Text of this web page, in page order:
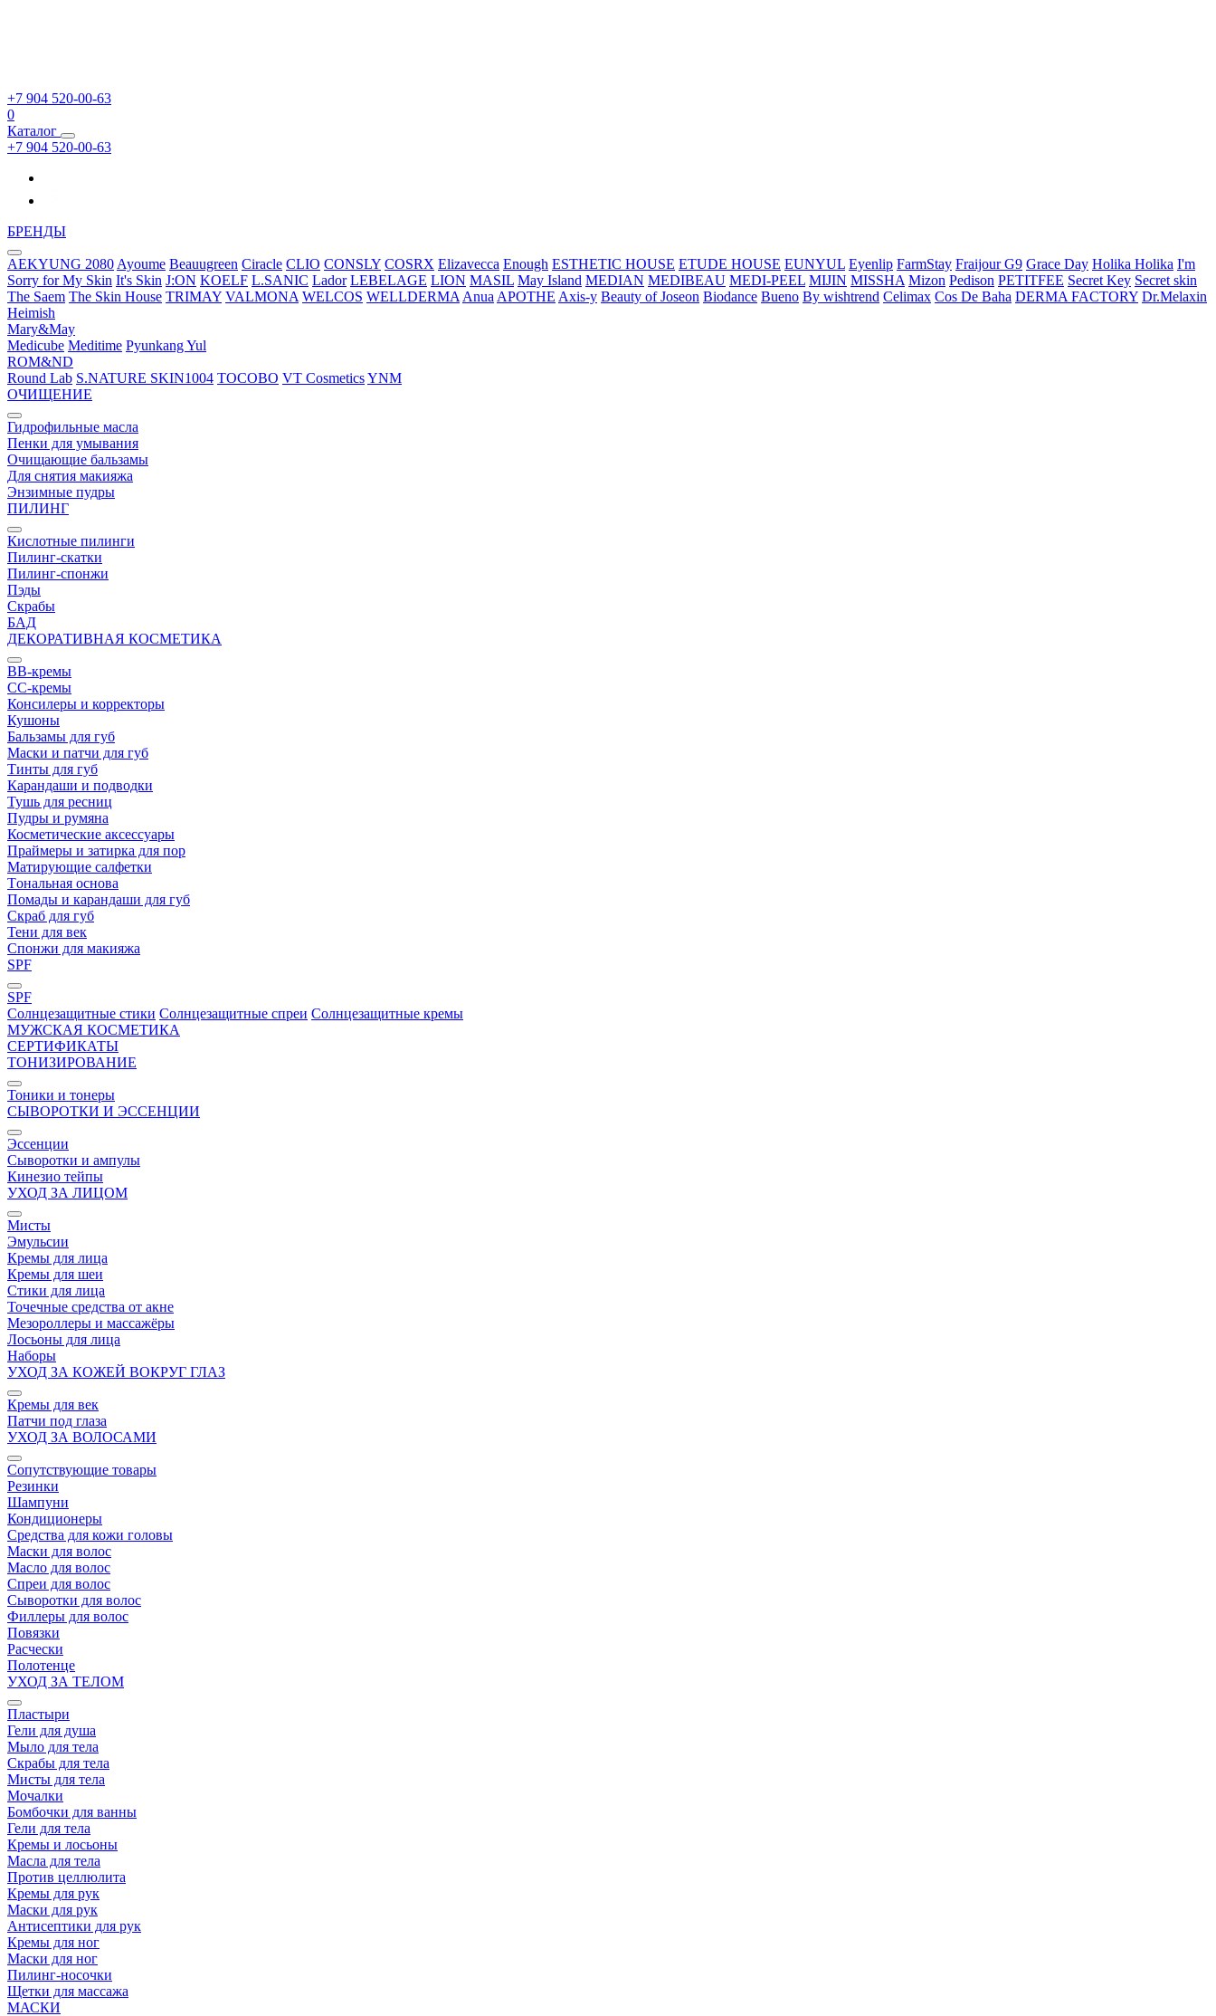
+7 904 520-00-63
0
Каталог
+7 904 520-00-63
БРЕНДЫ
AEKYUNG 2080 Ayoume Beauugreen Ciracle CLIO CONSLY COSRX Elizavecca Enough ESTHETIC HOUSE ETUDE HOUSE EUNYUL Eyenlip FarmStay FraijourG9 Grace Day Holika Holika I'm
Sorry for My Skin It's Skin J:ON KOELF L.SANIC Lador LEBELAGE LION MASIL May Island MEDIAN MEDIBEAU MEDI-PEEL MIJIN MISSHA Mizon Pedison PETITFEE Secret Key Secret skin
The Saem The Skin House TRIMAY VALMONA WELCOS WELLDERMA Anua APOTHE Axis-y Beauty of Joseon Biodance Bueno By wishtrend Celimax Cos De Baha DERMA FACTORY Dr.Melaxin
Heimish
Mary&May
Medicube Meditime Pyunkang Yul
ROM&ND
Round Lab S.NATURE SKIN1004 TOCOBO VT CosmeticsYNM
ОЧИЩЕНИЕ
Гидрофильные масла
Пенки для умывания
Очищающие бальзамы
Для снятия макияжа
Энзимные пудры
ПИЛИНГ
Кислотные пилинги
Пилинг-скатки
Пилинг-спонжи
Пэды
Скрабы
БАД
ДЕКОРАТИВНАЯ КОСМЕТИКА
BB-кремы
CC-кремы
Консилеры и корректоры
Кушоны
Бальзамы для губ
Маски и патчи для губ
Тинты для губ
Карандаши и подводки
Тушь для ресниц
Пудры и румяна
Косметические аксессуары
Праймеры и затирка для пор
Матирующие салфетки
Tональная основа
Помады и карандаши для губ
Скраб для губ
Тени для век
Спонжи для макияжа
SPF
SPF
Солнцезащитные стики Солнцезащитные спреи Солнцезащитные кремы
МУЖСКАЯ КОСМЕТИКА
СЕРТИФИКАТЫ
ТОНИЗИРОВАНИЕ
Тоники и тонеры
СЫВОРОТКИ И ЭССЕНЦИИ
Эссенции
Сыворотки и ампулы
Кинезио тейпы
УХОД ЗА ЛИЦОМ
Мисты
Эмульсии
Кремы для лица
Кремы для шеи
Стики для лица
Точечные средства от акне
Мезороллеры и массажёры
Лосьоны для лица
Наборы
УХОД ЗА КОЖЕЙ ВОКРУГ ГЛАЗ
Кремы для век
Патчи под глаза
УХОД ЗА ВОЛОСАМИ
Сопутствующие товары
Резинки
Шампуни
Кондиционеры
Средства для кожи головы
Маски для волос
Масло для волос
Спреи для волос
Сыворотки для волос
Филлеры для волос
Повязки
Расчески
Полотенце
УХОД ЗА ТЕЛОМ
Пластыри
Гели для душа
Мыло для тела
Скрабы для тела
Мисты для тела
Мочалки
Бомбочки для ванны
Гели для тела
Кремы и лосьоны
Масла для тела
Против целлюлита
Кремы для рук
Маски для рук
Антисептики для рук
Кремы для ног
Маски для ног
Пилинг-носочки
Щетки для массажа
МАСКИ